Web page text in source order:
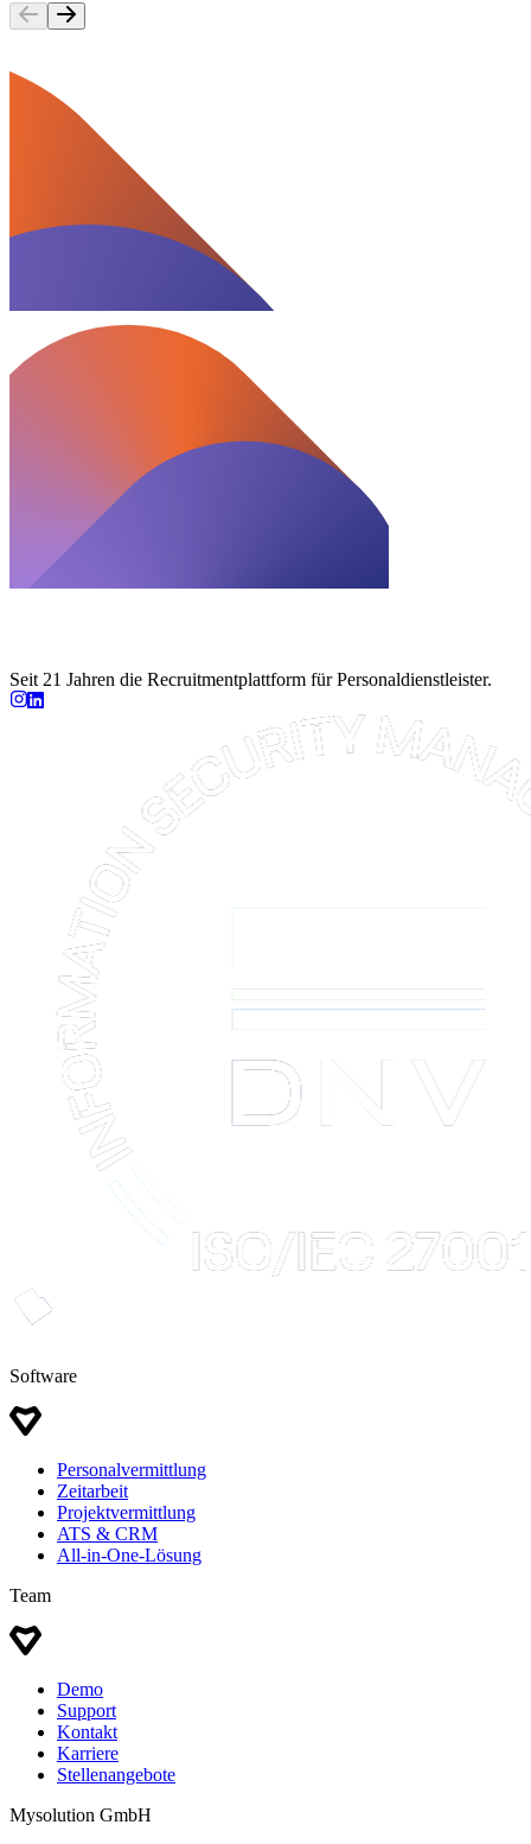
Seit 21 Jahren die Recruitmentplattform für Personaldienstleister.
Software
Personalvermittlung
Zeitarbeit
Projektvermittlung
ATS & CRM
All-in-One-Lösung
Team
Demo
Support
Kontakt
Karriere
Stellenangebote
Mysolution GmbH